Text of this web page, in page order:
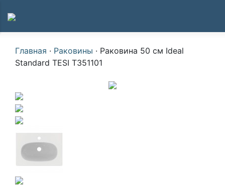
Главная · Раковины · Раковина 50 см Ideal
Standard TESI T351101